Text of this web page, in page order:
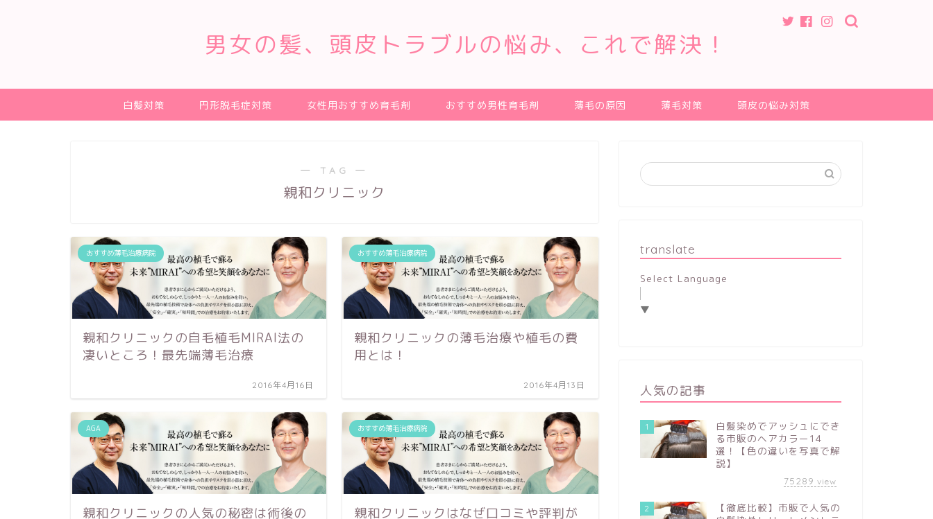
男女の髪、頭皮トラブルの悩み、これで解決！
白髪対策 円形脱毛症対策 女性用おすすめ育毛剤 おすすめ男性育毛剤 薄毛の原因 薄毛対策 頭皮の悩み対策
― TAG ―
親和クリニック
おすすめ薄毛治療病院
親和クリニックの自毛植毛MIRAI法の
凄いところ！最先端薄毛治療
2016年4月16日
おすすめ薄毛治療病院
親和クリニックの薄毛治療や植毛の費
用とは！
2016年4月13日
AGA
親和クリニックの人気の秘密は術後の
おすすめ薄毛治療病院
親和クリニックはなぜ口コミや評判が
translate
Select Language
▼
人気の記事
1
白髪染めでアッシュにでき
る市販のヘアカラー14
選！【色の違いを写真で解
説】
75289 view
2
【徹底比較】市販で人気の